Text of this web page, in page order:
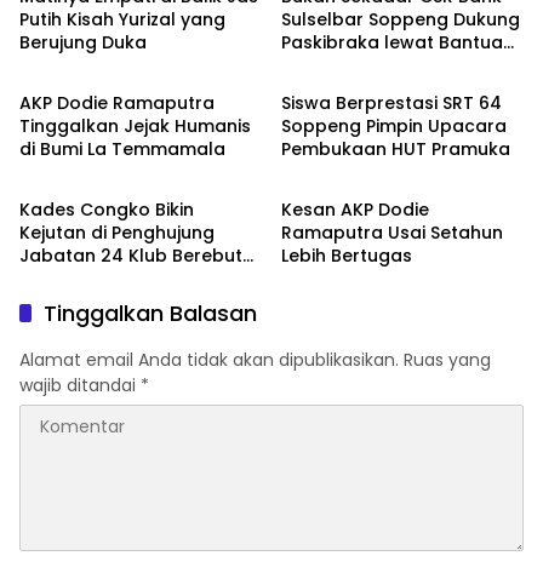
Putih Kisah Yurizal yang
Berujung Duka
Sulselbar Soppeng Dukung
Paskibraka lewat Bantuan
Metro
AKP Dodie Ramaputra
Tinggalkan Jejak Humanis
di Bumi La Temmamala
Metro
Siswa Berprestasi SRT 64
Soppeng Pimpin Upacara
Pembukaan HUT Pramuka
Metro
Kades Congko Bikin
Kejutan di Penghujung
Jabatan 24 Klub Berebut
Metro
Kesan AKP Dodie
Ramaputra Usai Setahun
Lebih Bertugas
Tinggalkan Balasan
Alamat email Anda tidak akan dipublikasikan. Ruas yang
wajib ditandai *